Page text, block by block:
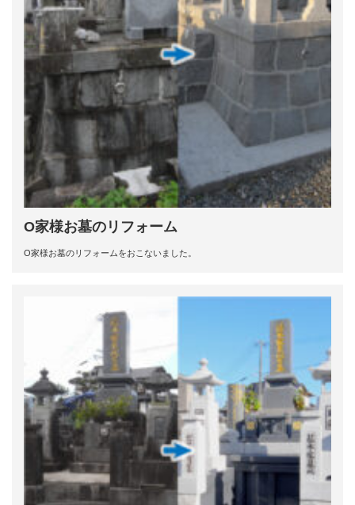
O家様お墓のリフォーム
O家様お墓のリフォームをおこないました。